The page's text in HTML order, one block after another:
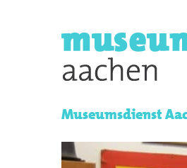
Museumsdienst